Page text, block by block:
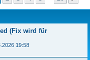
(Fix wird für
19:58